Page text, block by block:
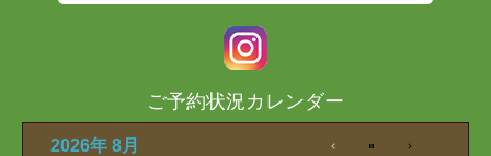
ご予約状況カレンダー
2026年 8月